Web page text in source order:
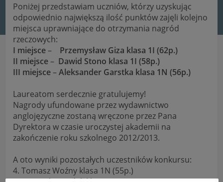
Poniżej przedstawiam uczniów, którzy uzyskując
odpowiednio największą ilość punktów zajęli kolejno
miejsca uprawniające do otrzymania nagród
rzeczowych:
I miejsce– Przemysław Giza klasa 1I (62p.)
II miejsce– Dawid Stono klasa 1I (58p.)
III miejsce–Aleksander Garstka klasa 1N (56p.)
Laureatom serdecznie gratulujemy!
Nagrody ufundowane przez wydawnictwo
anglojęzyczne zostaną wręczone przez Pana
Dyrektora w czasie uroczystej akademii na
zakończenie roku szkolnego 2012/2013.
A oto wyniki pozostałych uczestników konkursu:
4. Tomasz Woźny klasa 1N (55p.)